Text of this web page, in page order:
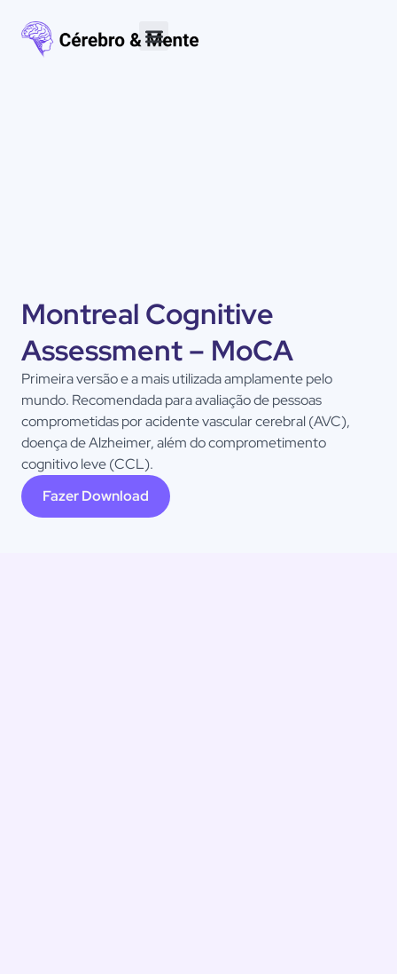
Montreal Cognitive
Assessment – MoCA
Primeira versão e a mais utilizada amplamente pelo
mundo. Recomendada para avaliação de pessoas
comprometidas por acidente vascular cerebral (AVC),
doença de Alzheimer, além do comprometimento
cognitivo leve (CCL).
Fazer Download